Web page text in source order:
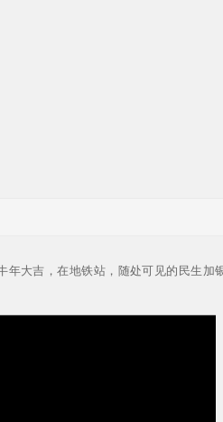
吉，在地铁站，随处可见的民生加银